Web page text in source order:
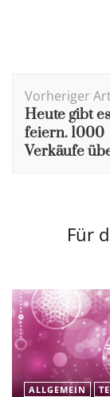
Vorheriger
Heute gibt
feiern. 1000
Verkäufe
Für
ALLGEMEIN